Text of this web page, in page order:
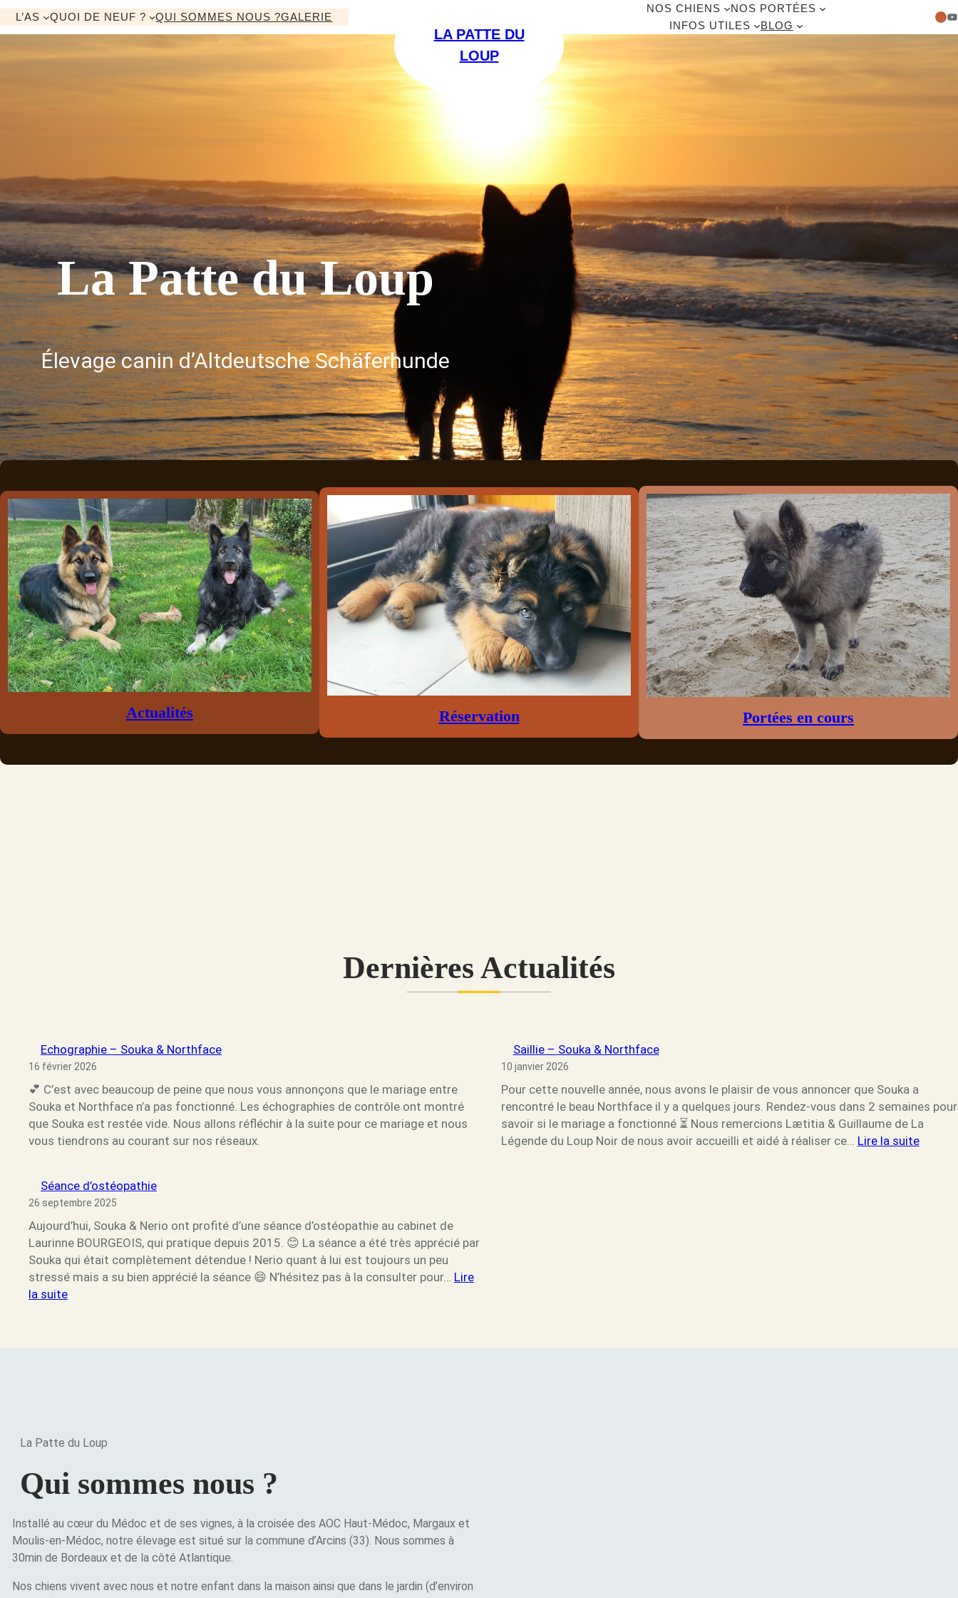
Aller
au
L’AS QUOI DE NEUF ? QUI SOMMES NOUS ?GALERIE
LA PATTE DU
LOUP
NOS CHIENS
NOS PORTÉES
INFOS UTILES
BLOG
InstagramYouTube
La Patte du Loup
Élevage canin d’Altdeutsche Schäferhunde
Actualités Réservation Portées en cours
Dernières Actualités
Echographie – Souka & Northface
16 février 2026
💕 C’est avec beaucoup de peine que nous vous annonçons que le mariage entre
Souka et Northface n’a pas fonctionné. Les échographies de contrôle ont montré
que Souka est restée vide. Nous allons réfléchir à la suite pour ce mariage et nous
vous tiendrons au courant sur nos réseaux.
Saillie – Souka & Northface
10 janvier 2026
Pour cette nouvelle année, nous avons le plaisir de vous annoncer que Souka a
rencontré le beau Northface il y a quelques jours. Rendez-vous dans 2 semaines pour
savoir si le mariage a fonctionné ⏳️ Nous remercions Lætitia & Guillaume de La
Légende du Loup Noir de nous avoir accueilli et aidé à réaliser ce… Lire la suite:
Séance d’ostéopathie
26 septembre 2025
Aujourd’hui, Souka & Nerio ont profité d’une séance d’ostéopathie au cabinet de
Laurinne BOURGEOIS, qui pratique depuis 2015. 😊 La séance a été très apprécié par
Souka qui était complètement détendue ! Nerio quant à lui est toujours un peu
stressé mais a su bien apprécié la séance 😄 N’hésitez pas à la consulter pour… Lire
la suite:
La Patte du Loup
Qui sommes nous ?
Installé au cœur du Médoc et de ses vignes, à la croisée des AOC Haut-Médoc, Margaux et
Moulis-en-Médoc, notre élevage est situé sur la commune d’Arcins (33). Nous sommes à
30min de Bordeaux et de la côté Atlantique.
Nos chiens vivent avec nous et notre enfant dans la maison ainsi que dans le jardin (d’environ